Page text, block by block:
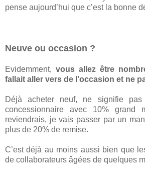
pense aujourd’hui que c’est la bonne
Neuve ou occasion ?
Evidemment, vous allez être
fallait aller vers de l’occasion et ne
Déjà acheter neuf, ne signifie pas
concessionnaire avec 10% grand
reviendrais, je vais passer par un
plus de 20% de remise.
C’est déjà au moins aussi bien que
de collaborateurs âgées de quelques